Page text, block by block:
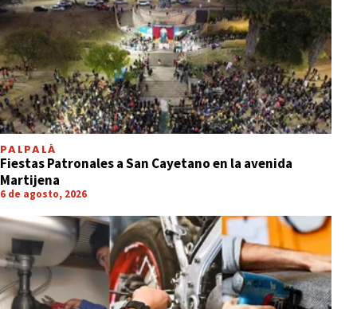
PALPALÁ
Fiestas Patronales a San Cayetano en la avenida
Martijena
6 de agosto, 2026